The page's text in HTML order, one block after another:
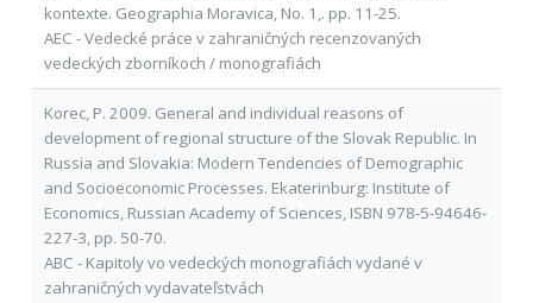
kontexte. Geographia Moravica, No. 1,. pp. 11-25.
AEC - Vedecké práce v zahraničných recenzovaných
vedeckých zborníkoch / monografiách
Korec, P. 2009. General and individual reasons of
development of regional structure of the Slovak Republic. In
Russia and Slovakia: Modern Tendencies of Demographic
and Socioeconomic Processes. Ekaterinburg: Institute of
Economics, Russian Academy of Sciences, ISBN 978-5-94646-
227-3, pp. 50-70.
ABC - Kapitoly vo vedeckých monografiách vydané v
zahraničných vydavateľstvách